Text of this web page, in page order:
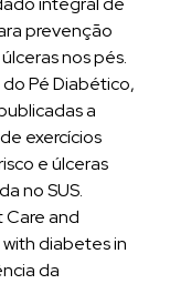
prevenção
nos pés.
Pé Diabético,
a
exercícios
e úlceras
no SUS.
Care and
diabetes in
da